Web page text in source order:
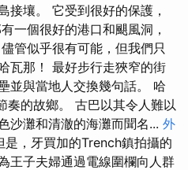
接壤。 它受到很好的保護，
一個很好的港口和颶風洞，
管似乎很有可能，但我們只
瓦那！ 最好步行走狹窄的街
並與當地人交換幾句話。 哈
奏的故鄉。 古巴以其令人難以
沙灘和清澈的海灘而聞名... 外
是，牙買加的Trench鎮拍攝的
王子夫婦通過電線圍欄向人群